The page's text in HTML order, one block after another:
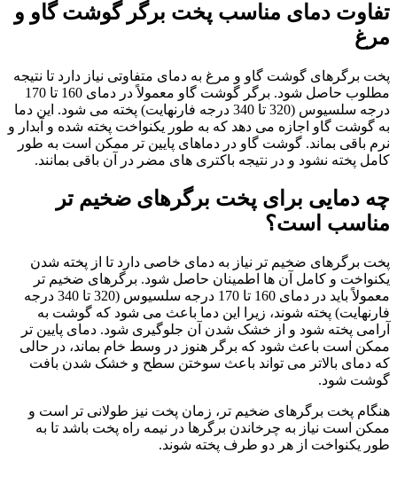
تفاوت دمای مناسب پخت برگر گوشت گاو و
مرغ
پخت برگرهای گوشت گاو و مرغ به دمای متفاوتی نیاز دارد تا نتیجه
مطلوب حاصل شود. برگر گوشت گاو معمولاً در دمای 160 تا 170
درجه سلسیوس (320 تا 340 درجه فارنهایت) پخته می شود. این دما
به گوشت گاو اجازه می دهد که به طور یکنواخت پخته شده و آبدار و
نرم باقی بماند. گوشت گاو در دماهای پایین تر ممکن است به طور
کامل پخته نشود و در نتیجه باکتری های مضر در آن باقی بمانند.
چه دمایی برای پخت برگرهای ضخیم تر
مناسب است؟
پخت برگرهای ضخیم تر نیاز به دمای خاصی دارد تا از پخته شدن
یکنواخت و کامل آن ها اطمینان حاصل شود. برگرهای ضخیم تر
معمولاً باید در دمای 160 تا 170 درجه سلسیوس (320 تا 340 درجه
فارنهایت) پخته شوند، زیرا این دما باعث می شود که گوشت به
آرامی پخته شود و از خشک شدن آن جلوگیری شود. دمای پایین تر
ممکن است باعث شود که برگر هنوز در وسط خام بماند، در حالی
که دمای بالاتر می تواند باعث سوختن سطح و خشک شدن بافت
گوشت شود.
هنگام پخت برگرهای ضخیم تر، زمان پخت نیز طولانی تر است و
ممکن است نیاز به چرخاندن برگرها در نیمه راه پخت باشد تا به
طور یکنواخت از هر دو طرف پخته شوند.